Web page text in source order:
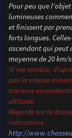
Pour peu que
lumineuses
et finissent par
forts longues.
ascendant qui peut
moyenne de 20 km/
(Il me semble,
pas la vitesse
traceurs
altitude.
Regarde sur le
indications :
http://